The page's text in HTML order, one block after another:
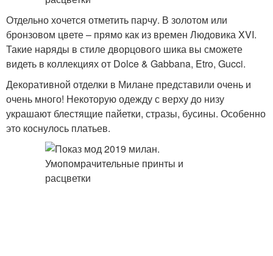
Отдельно хочется отметить парчу. В золотом или
бронзовом цвете – прямо как из времен Людовика XVI.
Такие наряды в стиле дворцового шика вы сможете
видеть в коллекциях от Dolce & Gabbana, Etro, Gucci.
Декоративной отделки в Милане представили очень и
очень много! Некоторую одежду с верху до низу
украшают блестящие пайетки, стразы, бусины. Особенно
это коснулось платьев.